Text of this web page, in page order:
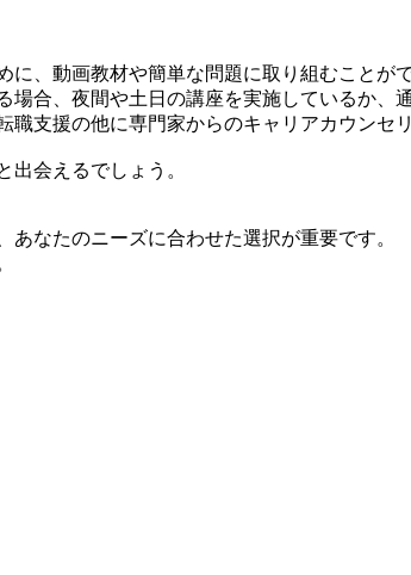
、動画教材や簡単な問題に取り組むこと
合、夜間や土日の講座を実施しているか、
支援の他に専門家からのキャリアカウン
出会えるでしょう。
なたのニーズに合わせた選択が重要です。